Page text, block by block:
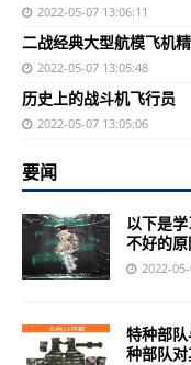
2022-05-07 13:06:11
二战经典大型航模飞机
2022-05-07 13:05:48
历史上的战斗机飞行员
2022-05-07 13:05:06
要闻
以下是
不好的
2022-
特种部
种部队